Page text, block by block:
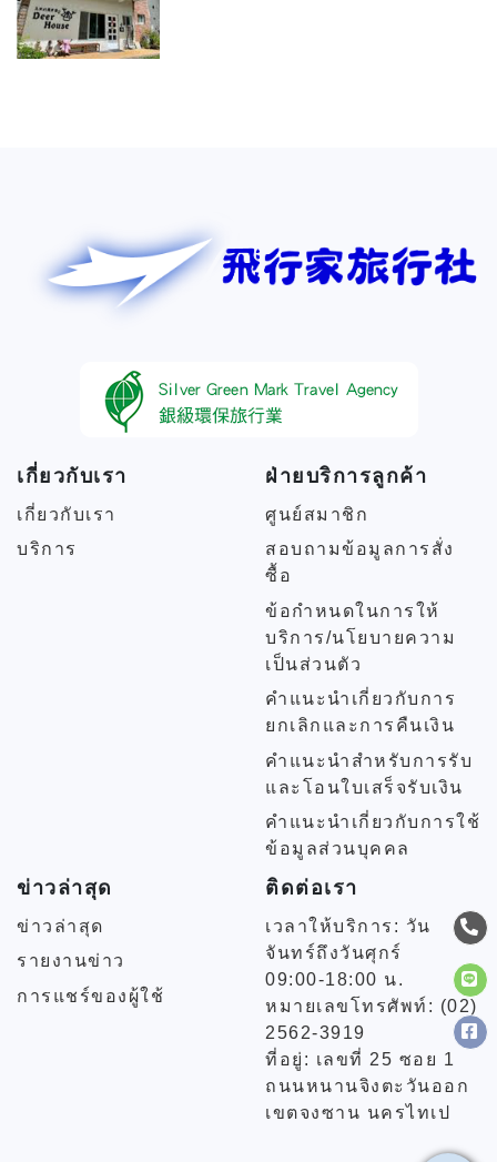
เกี่ยวกับเรา
เกี่ยวกับเรา
บริการ
ฝ่ายบริการลูกค้า
ศูนย์สมาชิก
สอบถามข้อมูลการสั่ง
ซื้อ
ข้อกำหนดในการให้
บริการ/นโยบายความ
เป็นส่วนตัว
คำแนะนำเกี่ยวกับการ
ยกเลิกและการคืนเงิน
คำแนะนำสำหรับการรับ
และโอนใบเสร็จรับเงิน
คำแนะนำเกี่ยวกับการใช้
ข้อมูลส่วนบุคคล
ข่าวล่าสุด
ข่าวล่าสุด
รายงานข่าว
การแชร์ของผู้ใช้
ติดต่อเรา
เวลาให้บริการ: วัน
จันทร์ถึงวันศุกร์
09:00-18:00 น.
หมายเลขโทรศัพท์: (02)
2562-3919
ที่อยู่: เลขที่ 25 ซอย 1
ถนนหนานจิงตะวันออก
เขตจงซาน นครไทเป